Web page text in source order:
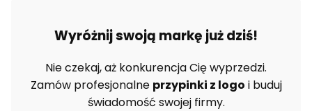
Wyróżnij swoją markę już dziś!
Nie czekaj, aż konkurencja Cię wyprzedzi.
Zamów profesjonalne przypinki z logo i buduj
świadomość swojej firmy.